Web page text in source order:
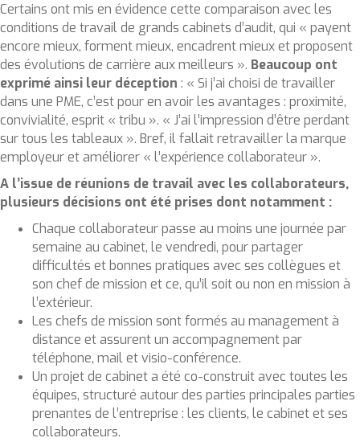
Certains ont mis en évidence cette comparaison avec les
conditions de travail de grands cabinets d’audit, qui « payent
encore mieux, forment mieux, encadrent mieux et proposent
des évolutions de carrière aux meilleurs ». Beaucoup ont
exprimé ainsi leur déception : « Si j’ai choisi de travailler
dans une PME, c’est pour en avoir les avantages : proximité,
convivialité, esprit « tribu ». « J’ai l’impression d’être perdant
sur tous les tableaux ». Bref, il fallait retravailler la marque
employeur et améliorer « l’expérience collaborateur ».
A l’issue de réunions de travail avec les collaborateurs,
plusieurs décisions ont été prises dont notamment :
Chaque collaborateur passe au moins une journée par
semaine au cabinet, le vendredi, pour partager
difficultés et bonnes pratiques avec ses collègues et
son chef de mission et ce, qu’il soit ou non en mission à
l’extérieur.
Les chefs de mission sont formés au management à
distance et assurent un accompagnement par
téléphone, mail et visio-conférence.
Un projet de cabinet a été co-construit avec toutes les
équipes, structuré autour des parties principales parties
prenantes de l’entreprise : les clients, le cabinet et ses
collaborateurs.